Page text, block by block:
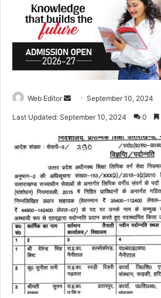
Web Editor
d
n
e
m
a
i
l
September 10, 2024
Last Updated: September 10, 2024 0